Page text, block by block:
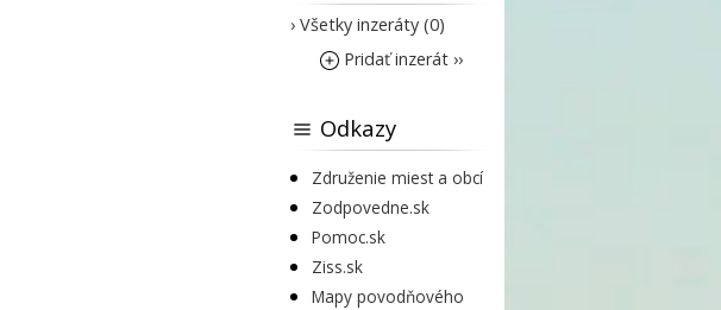
› Všetky inzeráty (0)
Pridať inzerát ››
Odkazy
Združenie miest a obcí
Zodpovedne.sk
Pomoc.sk
Ziss.sk
Mapy povodňového